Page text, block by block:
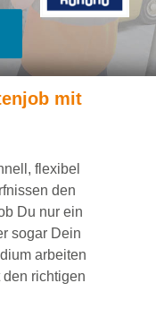
mit
flexibel
den
Du nur ein
sogar Dein
arbeiten
den richtigen